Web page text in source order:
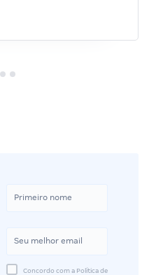
Concordo com a Política de